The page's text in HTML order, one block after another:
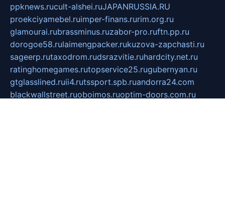
ppknews.rucult-alshei.ruJAPANRUSSIA.RU
proekciyamebel.ruimper-finans.rurim.org.ru
glamourai.rubrassminus.ruzabor-pro.ruftn.pp.ru
dorogoe58.rulaimengpacker.rukuzova-zapchasti.ru
sageerp.rutaxodrom.rudsrazvitie.ruhardcity.net.ru
ratinghomegames.rutopservice25.rugubernyan.ru
gtglasslined.ruii4.rutssport.spb.ruandorra24.com
blackwallstreet.ruoboimos.ruoptim-doors.com.ru